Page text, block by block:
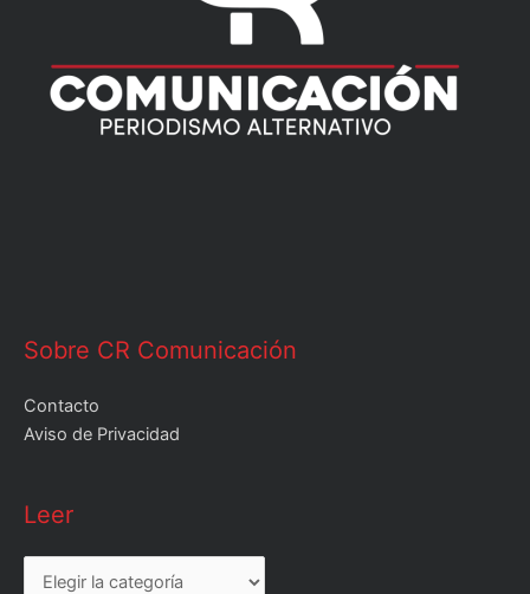
Sobre CR Comunicación
Contacto
Aviso de Privacidad
Leer
Leer